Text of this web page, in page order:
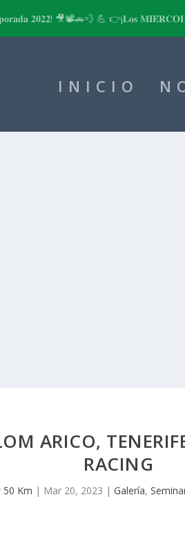
𝟐𝟎𝟐𝟐! 🎥📽🚗💨 💪 👉¡𝐋𝐨𝐬
INICIO
ARICO,
RACING
50 Km | Mar 20, 2023 |Galería,